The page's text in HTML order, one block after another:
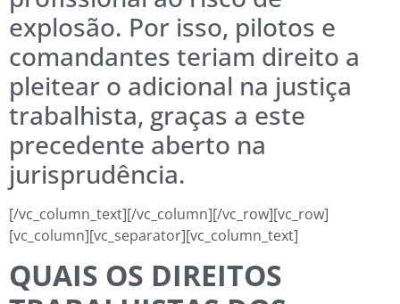
explosão. Por isso, pilotos e
comandantes teriam direito a
pleitear o adicional na justiça
trabalhista, graças a este
precedente aberto na
jurisprudência.
[/vc_column_text][/vc_column][/vc_row][vc_row]
[vc_column][vc_separator][vc_column_text]
QUAIS OS DIREITOS